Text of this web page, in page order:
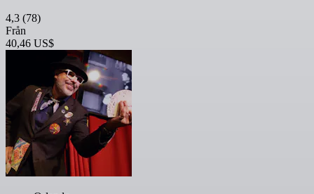
4,3 (78)
Från
40,46 US$